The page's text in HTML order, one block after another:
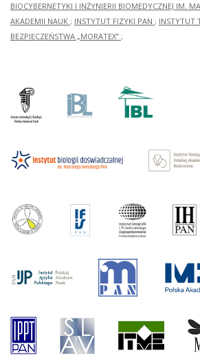
BIOCYBERNETYKI I INŻYNIERII BIOMEDYCZNEJ IM.
AKADEMII NAUK ; INSTYTUT FIZYKI PAN ; INSTYTUT
BEZPIECZEŃSTWA „MORATEX” ;